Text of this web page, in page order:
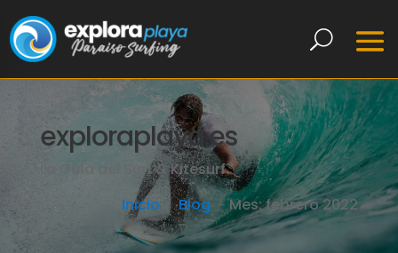
exploraplaya.es
La Guía del Surf & Kitesurf
Inicio
Blog Mes:febrero 2022